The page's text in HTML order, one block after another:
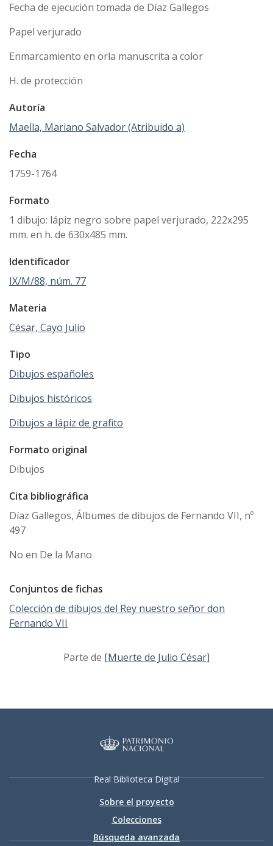
Fecha de ejecución tomada de Díaz Gallegos
Papel verjurado
Enmarcamiento en orla manuscrita a color
H. de protección
Autoría
Maella, Mariano Salvador (Atribuido a)
Fecha
1759-1764
Formato
1 dibujo: lápiz negro sobre papel verjurado, 222x295
mm. en h. de 630x485 mm.
Identificador
IX/M/88, núm. 77
Materia
César, Cayo Julio
Tipo
Dibujos españoles
Dibujos históricos
Dibujos a lápiz de grafito
Formato original
Dibujos
Cita bibliográfica
Díaz Gallegos, Álbumes de dibujos de Fernando VII, nº
497
No en De la Mano
Conjuntos de fichas
Colección de dibujos del Rey nuestro señor don
Fernando VII
Parte de [Muerte de Julio César]
Real Biblioteca Digital
Sobre el proyecto
Colecciones
Búsqueda avanzada